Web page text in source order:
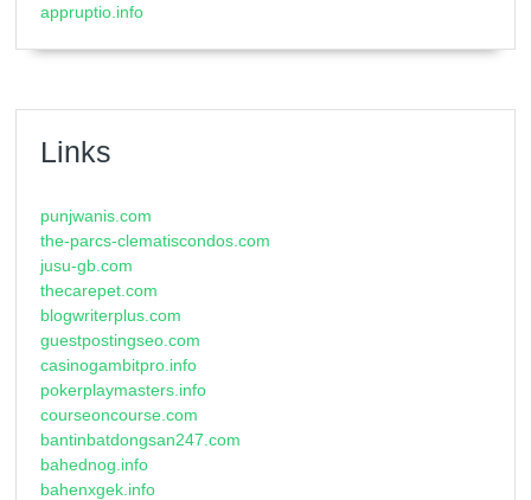
appruptio.info
Links
punjwanis.com
the-parcs-clematiscondos.com
jusu-gb.com
thecarepet.com
blogwriterplus.com
guestpostingseo.com
casinogambitpro.info
pokerplaymasters.info
courseoncourse.com
bantinbatdongsan247.com
bahednog.info
bahenxgek.info